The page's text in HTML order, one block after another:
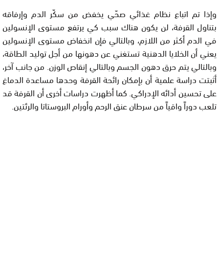
وإذا تم اتباع نظام غذائي صحّي يخفض من سكّر الدم وإرفاقه
بتناول القرفة، لن يكون هناك سبب كي يرتفع مستوى الإنسولين
في الدم أكثر من اللازم، وبالتالي فإن انخفاض مستوى الإنسولين
يعني أن الخلايا الدهنية تستغني عن دهونها من أجل توليد الطاقة،
وبالتالي يتم حرق دهون الجسم وبالتالي إنقاص الوزن. من جانب آخر،
أثبتت دراسة علمية أن بإمكان رائحة القرفة وحدها مساعدة الدماغ
على تحسين أدائه الإدراكي. كما أظهرت دراسات أخرى أن القرفة قد
تلعب دوراً واقياً من سرطان عنق الرحم وأورام البروستاتا والرئتين.